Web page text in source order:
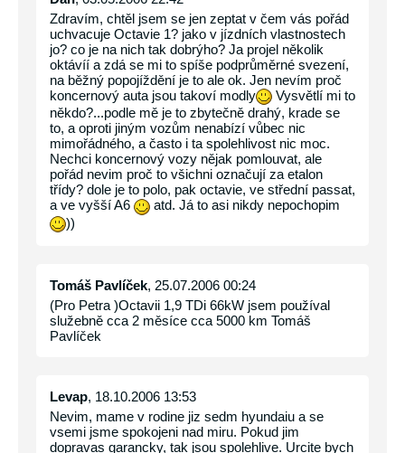
Zdravím, chtěl jsem se jen zeptat v čem vás pořád
uchvacuje Octavie 1? jako v jízdních vlastnostech
jo? co je na nich tak dobrýho? Ja projel několik
oktávíí a zdá se mi to spíše podprůměrné svezení,
na běžný popojíždění je to ale ok. Jen nevím proč
koncernový auta jsou takoví modly
Vysvětlí mi to
někdo?...podle mě je to zbytečně drahý, krade se
to, a oproti jiným vozům nenabízí vůbec nic
mimořádného, a často i ta spolehlivost nic moc.
Nechci koncernový vozy nějak pomlouvat, ale
pořád nevim proč to všichni označují za etalon
třídy? dole je to polo, pak octavie, ve střední passat,
a ve vyšší A6
atd. Já to asi nikdy nepochopim
))
Tomáš Pavlíček, 25.07.2006 00:24
(Pro Petra )Octavii 1,9 TDi 66kW jsem používal
služebně cca 2 měsíce cca 5000 km Tomáš
Pavlíček
Levap, 18.10.2006 13:53
Nevim, mame v rodine jiz sedm hyundaiu a se
vsemi jsme spokojeni nad miru. Pokud jim
dopravas garancky, tak jsou spolehlive. Urcite bych